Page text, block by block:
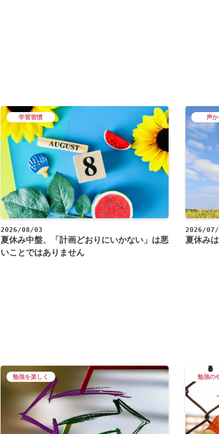
2026/08/03
夏休み中盤、「計画どおりにいかない」は悪
いことではありません
学習習慣
2026/
夏休み
声
勉強を楽しく 勉強の